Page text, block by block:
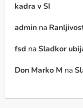
kadra v SI
adminna
fsd naSladkor
Don Marko M na